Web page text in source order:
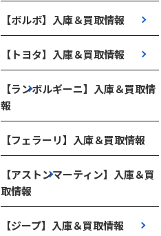
【ボルボ】入庫＆買取情報
【トヨタ】入庫＆買取情報
【ランボルギーニ】入庫＆買取情
報
【フェラーリ】入庫＆買取情報
【アストンマーティン】入庫＆買
取情報
【ジープ】入庫＆買取情報